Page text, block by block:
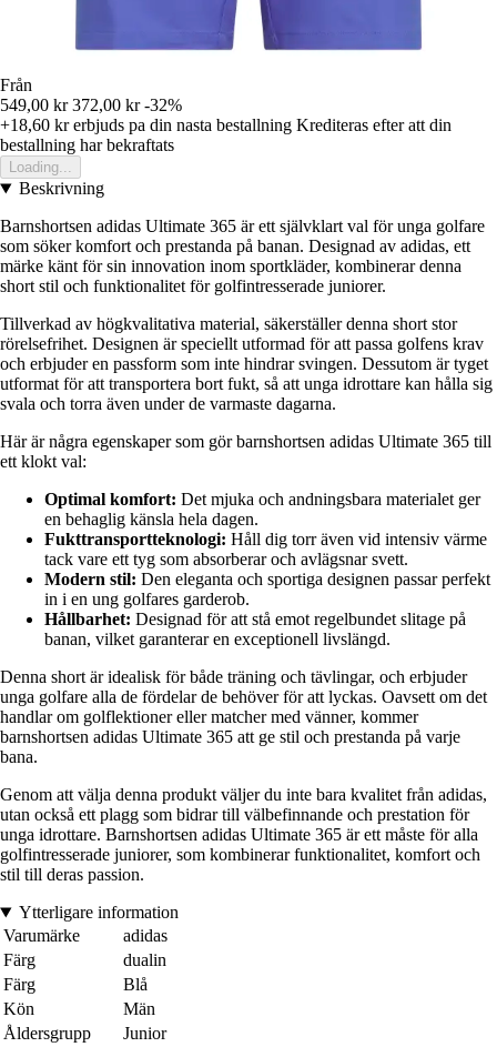
Från
549,00 kr 372,00 kr -32%
+18,60 krerbjuds pa din nasta bestallning Krediteras efter att din
bestallning har bekraftats
Loading...
Beskrivning
Barnshortsen adidas Ultimate 365 är ett självklart val för unga golfare
som söker komfort och prestanda på banan. Designad av adidas, ett
märke känt för sin innovation inom sportkläder, kombinerar denna
short stil och funktionalitet för golfintresserade juniorer.
Tillverkad av högkvalitativa material, säkerställer denna short stor
rörelsefrihet. Designen är speciellt utformad för att passa golfens krav
och erbjuder en passform som inte hindrar svingen. Dessutom är tyget
utformat för att transportera bort fukt, så att unga idrottare kan hålla sig
svala och torra även under de varmaste dagarna.
Här är några egenskaper som gör barnshortsen adidas Ultimate 365 till
ett klokt val:
Optimal komfort: Det mjuka och andningsbara materialet ger
en behaglig känsla hela dagen.
Fukttransportteknologi: Håll dig torr även vid intensiv värme
tack vare ett tyg som absorberar och avlägsnar svett.
Modern stil: Den eleganta och sportiga designen passar perfekt
in i en ung golfares garderob.
Hållbarhet: Designad för att stå emot regelbundet slitage på
banan, vilket garanterar en exceptionell livslängd.
Denna short är idealisk för både träning och tävlingar, och erbjuder
unga golfare alla de fördelar de behöver för att lyckas. Oavsett om det
handlar om golflektioner eller matcher med vänner, kommer
barnshortsen adidas Ultimate 365 att ge stil och prestanda på varje
bana.
Genom att välja denna produkt väljer du inte bara kvalitet från adidas,
utan också ett plagg som bidrar till välbefinnande och prestation för
unga idrottare. Barnshortsen adidas Ultimate 365 är ett måste för alla
golfintresserade juniorer, som kombinerar funktionalitet, komfort och
stil till deras passion.
Ytterligare information
Varumärke
adidas
Färg
dualin
Färg
Blå
Kön
Män
Åldersgrupp
Junior